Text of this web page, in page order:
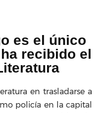
es el único
recibido el
en trasladarse a
policía en la capital